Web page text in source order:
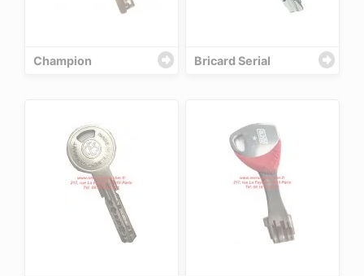
Champion Bricard Serial